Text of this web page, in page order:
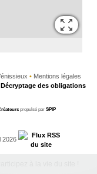
•Mentions légales
Décryptage des obligations
propulsé par SPIP
2026